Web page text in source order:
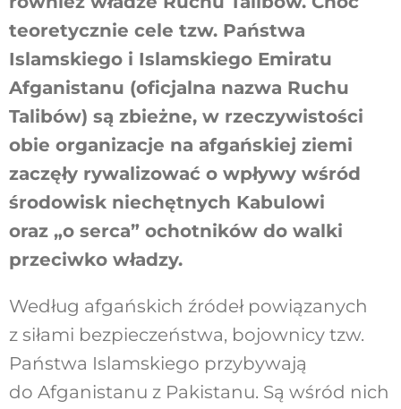
teoretycznie cele tzw. Państwa
Islamskiego i Islamskiego Emiratu
Afganistanu (oficjalna nazwa Ruchu
Talibów) są zbieżne, w rzeczywistości
obie organizacje na afgańskiej ziemi
zaczęły rywalizować o wpływy wśród
środowisk niechętnych Kabulowi
oraz „o serca” ochotników do walki
przeciwko władzy.
Według afgańskich źródeł powiązanych
z siłami bezpieczeństwa, bojownicy tzw.
Państwa Islamskiego przybywają
do Afganistanu z Pakistanu. Są wśród nich